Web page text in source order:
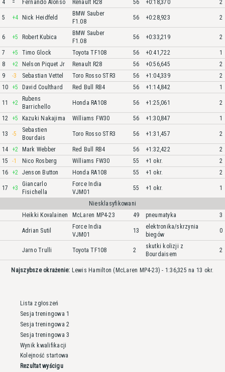
4
= Fernando Alonso Renault R28 56 +0:18,370 2
5 +4 Nick Heidfeld
BMW Sauber
F1.08
56 +0:28,923 2
6 +5 Robert Kubica
BMW Sauber
F1.08
56 +0:33,219 2
7 +5 Timo Glock Toyota TF108 56 +0:41,722
1
8
+2 Nelson Piquet Jr Renault R28 56 +0:56,645
2
9
-3 Sebastian Vettel Toro Rosso STR3 56 +1:04,339
2
10
+5 David Coulthard Red Bull RB4 56 +1:14,842 1
11 +2
Rubens
Barrichello
Honda RA108 56 +1:25,061 2
12 +5 Kazuki Nakajima Williams FW30 56 +1:30,847 1
13 -5
Sebastien
Bourdais
Toro Rosso STR3 56 +1:31,457 2
14 +2 Mark Webber Red Bull RB4 56 +1:32,422
2
15
-1 Nico Rosberg Williams FW30 55 +1 okr.
2
16
+2 Jenson Button Honda RA108 55 +1 okr. 2
17 +3
Giancarlo
Fisichella
Force India
VJM01
55 +1 okr. 1
Niesklasyfikowani
Heikki Kovalainen
McLaren MP4-23 49 pneumatyka 3
Adrian Sutil
Force India
VJM01
13
elektronika/skrzynia
biegów
0
Jarno Trulli Toyota TF108 2
skutki kolizji z
Bourdaisem
2
Najszybsze okrażenie: Lewis Hamilton (McLaren MP4-23) - 1:36,325 na 13 okr.
Lista zgłoszeń
Sesja treningowa 1
Sesja treningowa 2
Sesja treningowa 3
Wynik kwalifikacji
Kolejność startowa
Rezultat wyścigu